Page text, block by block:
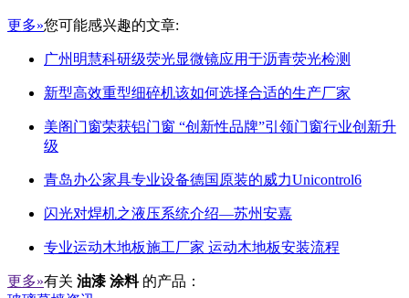
更多»您可能感兴趣的文章:
广州明慧科研级荧光显微镜应用于沥青荧光检测
新型高效重型细碎机该如何选择合适的生产厂家
美阁门窗荣获铝门窗 “创新性品牌”引领门窗行业创新升
级
青岛办公家具专业设备德国原装的威力Unicontrol6
闪光对焊机之液压系统介绍—苏州安嘉
专业运动木地板施工厂家 运动木地板安装流程
更多»有关 油漆 涂料 的产品：